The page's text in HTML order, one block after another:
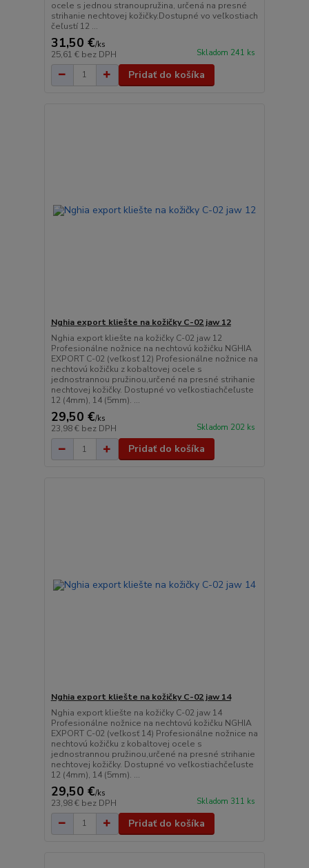
ocele s jednou stranoupružina, určená na presné
strihanie nechtovej kožičky.Dostupné vo veľkostiach
čeľustí 12 ...
31,50 €/ks
25,61 € bez DPH Skladom 241 ks
Pridať do košíka
Nghia export kliešte na kožičky C-02 jaw 12
Nghia export kliešte na kožičky C-02 jaw 12
Profesionálne nožnice na nechtovú kožičku NGHIA
EXPORT C-02 (veľkosť 12) Profesionálne nožnice na
nechtovú kožičku z kobaltovej ocele s
jednostrannou pružinou,určené na presné strihanie
nechtovej kožičky. Dostupné vo veľkostiachčeľuste
12 (4mm), 14 (5mm). ...
29,50 €/ks
23,98 € bez DPH Skladom 202 ks
Pridať do košíka
Nghia export kliešte na kožičky C-02 jaw 14
Nghia export kliešte na kožičky C-02 jaw 14
Profesionálne nožnice na nechtovú kožičku NGHIA
EXPORT C-02 (veľkosť 14) Profesionálne nožnice na
nechtovú kožičku z kobaltovej ocele s
jednostrannou pružinou,určené na presné strihanie
nechtovej kožičky. Dostupné vo veľkostiachčeľuste
12 (4mm), 14 (5mm). ...
29,50 €/ks
23,98 € bez DPH Skladom 311 ks
Pridať do košíka